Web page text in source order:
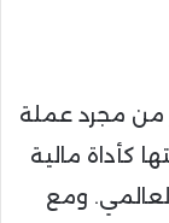
من مجرد عملة
كأداة مالية
ومع